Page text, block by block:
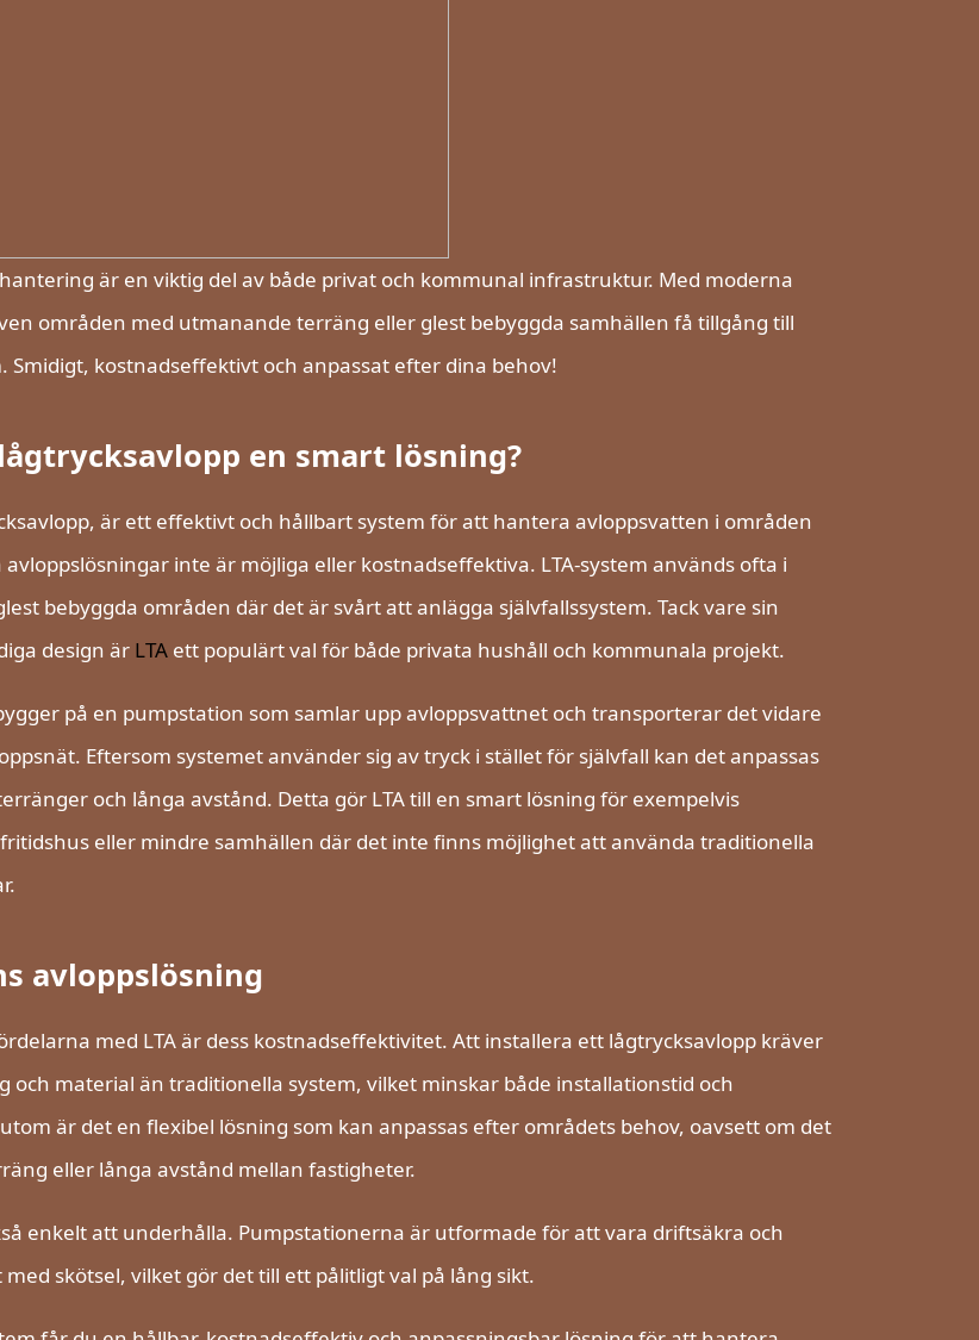
är en viktig del av både privat och kommunal infrastruktur. Med moderna
områden med utmanande terräng eller glest bebyggda samhällen få tillgång till
Smidigt, kostnadseffektivt och anpassat efter dina behov!
en smart lösning?
är ett effektivt och hållbart system för att hantera avloppsvatten i områden
inte är möjliga eller kostnadseffektiva. LTA-system används ofta i
bebyggda områden där det är svårt att anlägga självfallssystem. Tack vare sin
design är LTA ett populärt val för både privata hushåll och kommunala projekt.
på en pumpstation som samlar upp avloppsvattnet och transporterar det vidare
Eftersom systemet använder sig av tryck i stället för självfall kan det anpassas
och långa avstånd. Detta gör LTA till en smart lösning för exempelvis
eller mindre samhällen där det inte finns möjlighet att använda traditionella
avloppslösning
med LTA är dess kostnadseffektivitet. Att installera ett lågtrycksavlopp kräver
och material än traditionella system, vilket minskar både installationstid och
är det en flexibel lösning som kan anpassas efter områdets behov, oavsett om det
eller långa avstånd mellan fastigheter.
enkelt att underhålla. Pumpstationerna är utformade för att vara driftsäkra och
skötsel, vilket gör det till ett pålitligt val på lång sikt.